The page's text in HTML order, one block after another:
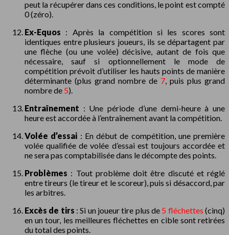
peut la récupérer dans ces conditions, le point est compté
0 (zéro).
Ex-Equos : Après la compétition si les scores sont
identiques entre plusieurs joueurs, ils se départagent par
une flèche (ou une volée) décisive, autant de fois que
nécessaire, sauf si optionnellement le mode de
compétition prévoit d’utiliser les hauts points de manière
déterminante (plus grand nombre de 7 , puis plus grand
nombre de 5).
Entraînement : Une période d’une demi-heure à une
heure est accordée à l’entraînement avant la compétition.
Volée d’essai : En début de compétition, une première
volée qualifiée de volée d’essai est toujours accordée et
ne sera pas comptabilisée dans le décompte des points.
Problèmes : Tout problème doit être discuté et réglé
entre tireurs (le tireur et le scoreur), puis si désaccord, par
les arbitres.
Excès de tirs : Si un joueur tire plus de 5 fléchettes (cinq)
en un tour, les meilleures fléchettes en cible sont retirées
du total des points.